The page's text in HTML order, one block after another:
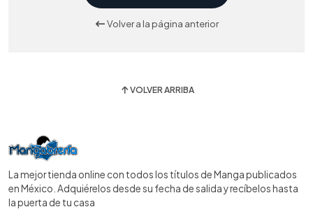
Volver a la página anterior
VOLVER ARRIBA
La mejor tienda online con todos los títulos de Manga publicados
en México. Adquiérelos desde su fecha de salida y recíbelos hasta
la puerta de tu casa